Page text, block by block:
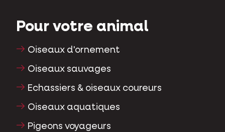
Pour votre animal
Oiseaux d'ornement
Oiseaux sauvages
Echassiers & oiseaux coureurs
Oiseaux aquatiques
Pigeons voyageurs